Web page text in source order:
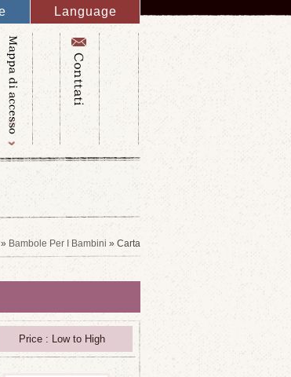
Language
English
French
Italy
Spanish
Germany
Chinese
Russian
Taiwanese
Korean
Bambole Per I Bambini » Carta
Price : Low to High